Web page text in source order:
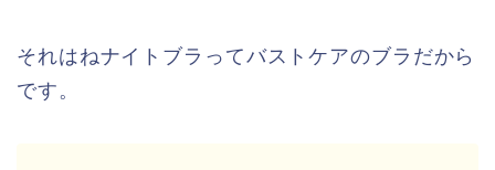
それはねナイトブラってバストケアのブラだから
です。